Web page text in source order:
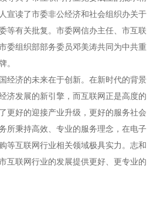
宣读了市委非公经济和社会组织办关于
等有关批复。市委网信办主任、市互联
委组织部部务委员邓美涛共同为中共重
。
济的未来在于创新。在新时代的背景
济发展的新引擎，而互联网正是高度的
更好的迎接产业升级，更好的服务社会
所秉持高效、专业的服务理念，在电子
等互联网行业相关领域极具实力。志和
互联网行业的发展提供更好、更专业的